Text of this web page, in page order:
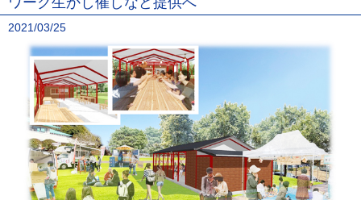
2021/03/25